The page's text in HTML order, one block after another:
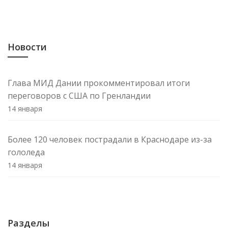
Новости
переговоров с США по Гренландии
14 января
гололеда
14 января
Разделы